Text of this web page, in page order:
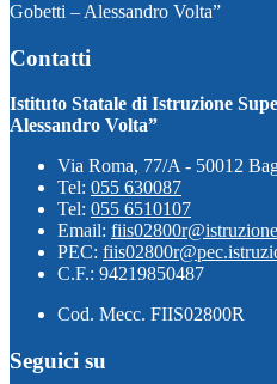
Gobetti – Alessandro Volta”
Contatti
Istituto Statale di Istruzione
Alessandro Volta”
Via Roma, 77/A - 50012
Tel: 055 630087
Tel: 055 6510107
Email:
PEC:
C.F.: 94219850487
Cod. Mecc. FIIS02800R
Seguici su